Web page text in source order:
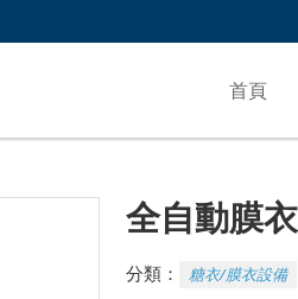
首頁
全自動膜
分類： 糖衣/膜衣設備